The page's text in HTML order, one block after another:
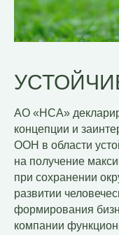
АО «НСА»
концепции и
ООН в области
на получение
при сохранении
развитии
формирования
компании